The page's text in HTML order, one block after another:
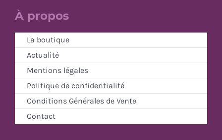
À propos
La boutique
Actualité
Mentions légales
Politique de confidentialité
Conditions Générales de Vente
Contact